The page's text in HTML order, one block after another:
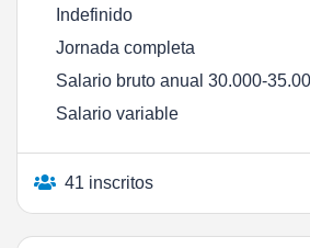
Indefinido
Jornada completa
Salario bruto anual 30.000-
Salario variable
41 inscritos